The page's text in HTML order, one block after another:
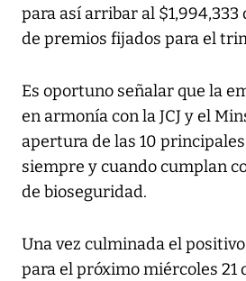
para así arribar al
de premios fijados para el
Es oportuno señalar que la
en armonía con la JCJ y el
apertura de las 10
siempre y cuando cumplan
de bioseguridad.
Una vez culminada el
para el próximo miércoles 21